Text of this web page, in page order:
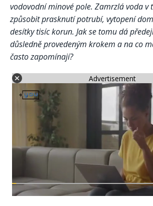
vodovodní minové pole. Zamrzlá voda v
způsobit prasknutí potrubí, vytopení
desítky tisíc korun. Jak se tomu dá
důsledně provedeným krokem a na co
často zapomínají?
Advertisement